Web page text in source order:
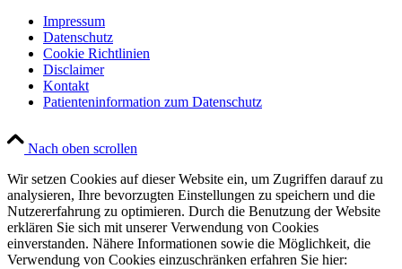
Impressum
Datenschutz
Cookie Richtlinien
Disclaimer
Kontakt
Patienteninformation zum Datenschutz
Nach oben scrollen
Wir setzen Cookies auf dieser Website ein, um Zugriffen darauf zu
analysieren, Ihre bevorzugten Einstellungen zu speichern und die
Nutzererfahrung zu optimieren. Durch die Benutzung der Website
erklären Sie sich mit unserer Verwendung von Cookies
einverstanden. Nähere Informationen sowie die Möglichkeit, die
Verwendung von Cookies einzuschränken erfahren Sie hier: